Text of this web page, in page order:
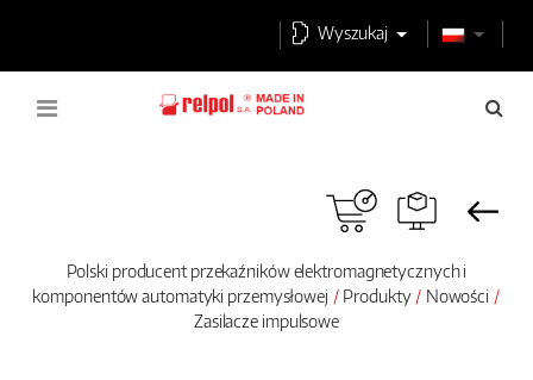
Wyszukaj
Polski producent przekaźników elektromagnetycznych i
komponentów automatyki przemysłowej
Produkty
Nowości
Zasilacze impulsowe